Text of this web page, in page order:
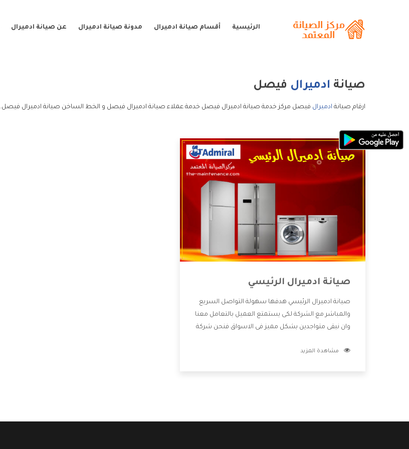
الرئيسية أقسام صيانة ادميرال مدونة صيانة ادميرال عن صيانة ادميرال
صيانة ادميرال فيصل
ارقام صيانة ادميرال فيصل مركز خدمة صيانة ادميرال فيصل خدمة عملاء صيانة ادميرال فيصل و الخط الساخن صيانة ادميرال فيصل.
صيانة ادميرال الرئيسي
صيانة ادميرال الرئيسي هدفها سهولة التواصل السريع
والمباشر مع الشركة لكى يستمتع العميل بالتعامل معنا
وان نبقى متواجدين بشكل مميز فى الاسواق فنحن شركة
بالخدمات التى تنفرد الشركة بها والتى تكون منها خدمة
مشاهدة المزيد